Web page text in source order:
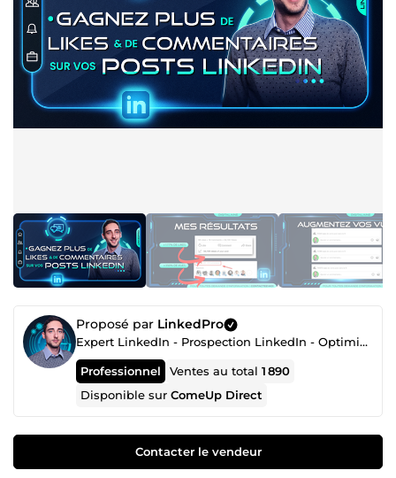
Proposé par LinkedPro
Expert LinkedIn - Prospection LinkedIn - Optimisation de Profil LinkedIn - Création Contenu LinkedIn
Professionnel Ventes au total1 890
Disponible surComeUp Direct
Contacter le vendeur